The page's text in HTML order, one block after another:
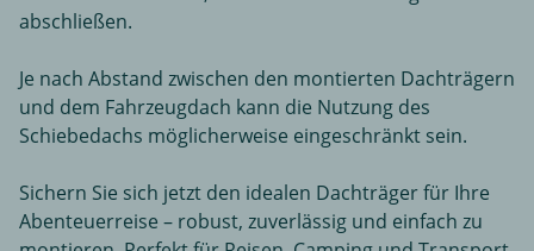
abschließen.
Je nach Abstand zwischen den montierten Dachträgern
und dem Fahrzeugdach kann die Nutzung des
Schiebedachs möglicherweise eingeschränkt sein.
Sichern Sie sich jetzt den idealen Dachträger für Ihre
Abenteuerreise – robust, zuverlässig und einfach zu